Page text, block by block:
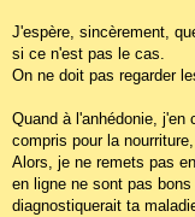
g
J'espère, sincèrement,
si ce n'est pas le cas.
On ne doit pas regarder
Quand à l'anhédonie,
compris pour la
Alors, je ne remets pas
en ligne ne sont pas
diagnostiquerait ta